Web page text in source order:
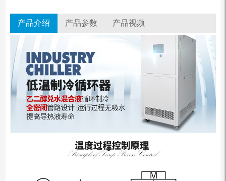
产品介绍 产品参数 产品视频